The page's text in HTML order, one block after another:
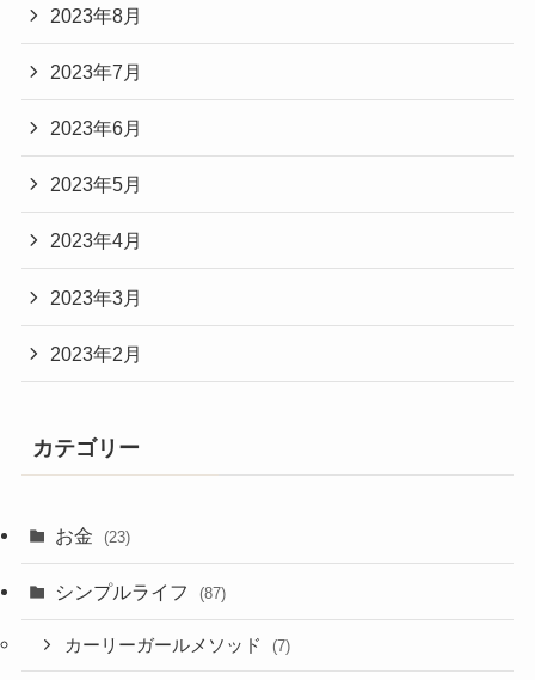
2023年8月
2023年7月
2023年6月
2023年5月
2023年4月
2023年3月
2023年2月
カテゴリー
お金 (23)
シンプルライフ (87)
カーリーガールメソッド (7)